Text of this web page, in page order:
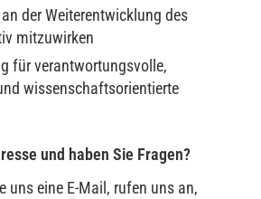
der Weiterentwicklung des
mitzuwirken
für verantwortungsvolle,
wissenschaftsorientierte
und haben Sie Fragen?
uns eine E-Mail, rufen uns an,